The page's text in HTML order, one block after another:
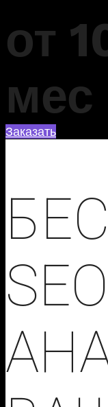
от
мес
Заказать
SEO